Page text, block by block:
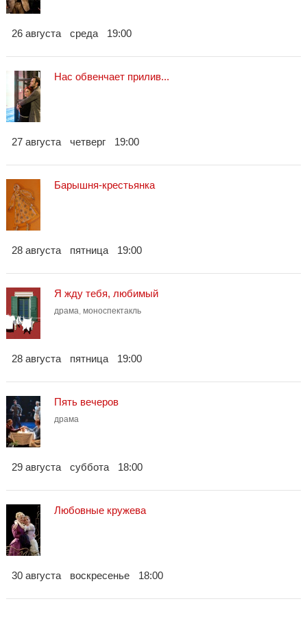
26 августа среда 19:00
Нас обвенчает прилив...
27 августа четверг 19:00
Барышня-крестьянка
28 августа пятница 19:00
Я жду тебя, любимый
драма, моноспектакль
28 августа пятница 19:00
Пять вечеров
драма
29 августа суббота 18:00
Любовные кружева
30 августа воскресенье 18:00